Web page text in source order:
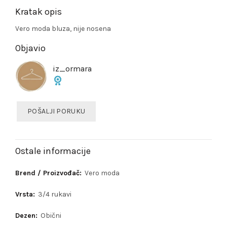
Kratak opis
Vero moda bluza, nije nosena
Objavio
iz_ormara
POŠALJI PORUKU
Ostale informacije
Brend / Proizvođač: Vero moda
Vrsta: 3/4 rukavi
Dezen: Obični